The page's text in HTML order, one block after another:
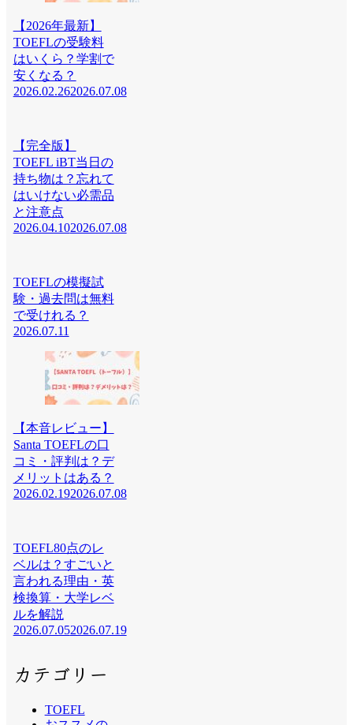
【2026年最新】
TOEFLの受験料
はいくら？学割で
安くなる？
2026.02.262026.07.08
【完全版】
TOEFL iBT当日の
持ち物は？忘れて
はいけない必需品
と注意点
2026.04.102026.07.08
TOEFLの模擬試
験・過去問は無料
で受けれる？
2026.07.11
【本音レビュー】
Santa TOEFLの口
コミ・評判は？デ
メリットはある？
2026.02.192026.07.08
TOEFL80点のレ
ベルは？すごいと
言われる理由・英
検換算・大学レベ
ルを解説
2026.07.052026.07.19
カテゴリー
TOEFL